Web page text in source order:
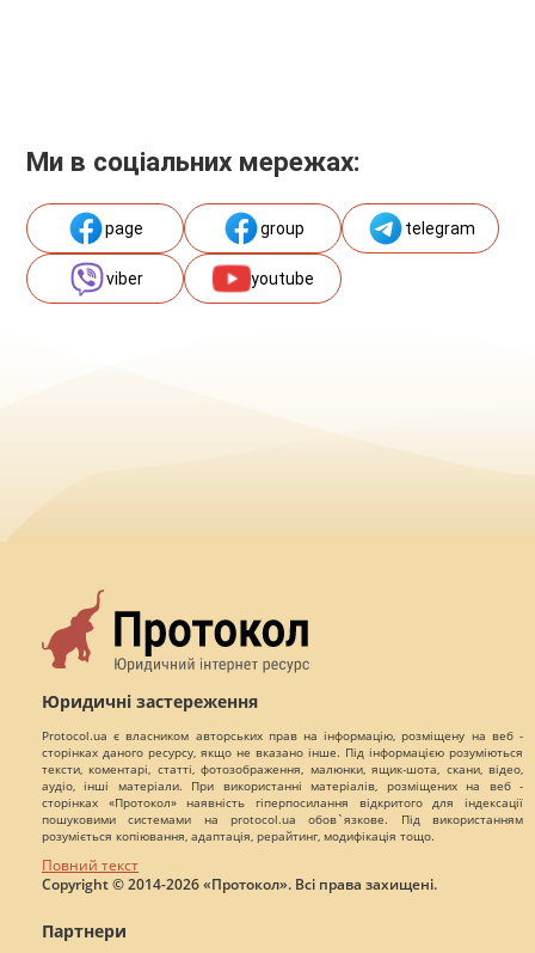
Ми в соціальних мережах:
page group telegram
viber youtube
Юридичні застереження
Protocol.ua є власником авторських прав на інформацію, розміщену на веб -
сторінках даного ресурсу, якщо не вказано інше. Під інформацією розуміються
тексти, коментарі, статті, фотозображення, малюнки, ящик-шота, скани, відео,
аудіо, інші матеріали. При використанні матеріалів, розміщених на веб -
сторінках «Протокол» наявність гіперпосилання відкритого для індексації
пошуковими системами на protocol.ua обов`язкове. Під використанням
розуміється копіювання, адаптація, рерайтинг, модифікація тощо.
Повний текст
Copyright © 2014-2026 «Протокол». Всі права захищені.
Партнери